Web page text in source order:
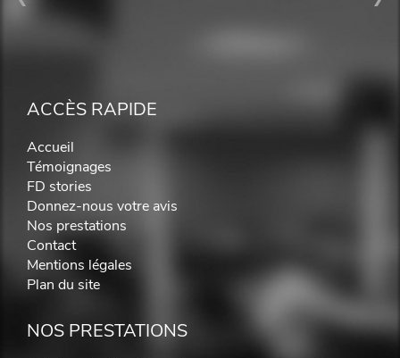
ACCÈS RAPIDE
Accueil
Témoignages
FD stories
Donnez-nous votre avis
Nos prestations
Contact
Mentions légales
Plan du site
NOS PRESTATIONS